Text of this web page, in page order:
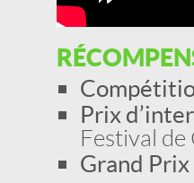
Prix
Festival de
Grand